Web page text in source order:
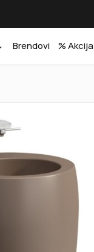
Brendovi % Akcija